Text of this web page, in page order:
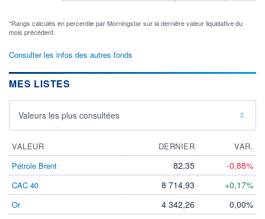
*Rangs calculés en percentile par Morningstar sur la dernière valeur liquidative du
mois précédent.
Consulter les infos des autres fonds
MES LISTES
Valeurs les plus consultées
VALEUR DERNIER
VAR.
Pétrole Brent
82,35 -0,88%
CAC 40 8 714,93 +0,17%
Or 4 342,26 0,00%